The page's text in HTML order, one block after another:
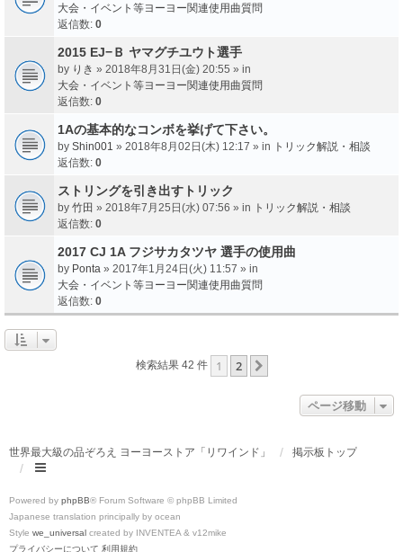
大会・イベント等ヨーヨー関連使用曲質問
返信数: 0
2015 EJ−Ｂ ヤマグチユウト選手
by りき » 2018年8月31日(金) 20:55 » in
大会・イベント等ヨーヨー関連使用曲質問
返信数: 0
1Aの基本的なコンボを挙げて下さい。
by Shin001 » 2018年8月02日(木) 12:17 » in トリック解説・相談
返信数: 0
ストリングを引き出すトリック
by 竹田 » 2018年7月25日(水) 07:56 » in トリック解説・相談
返信数: 0
2017 CJ 1A フジサカタツヤ 選手の使用曲
by Ponta » 2017年1月24日(火) 11:57 » in
大会・イベント等ヨーヨー関連使用曲質問
返信数: 0
検索結果 42 件 1 2
ページ移動
世界最大級の品ぞろえ ヨーヨーストア「リワインド」 掲示板トップ
Powered by phpBB® Forum Software © phpBB Limited
Japanese translation principally by ocean
Style we_universal created by INVENTEA & v12mike
プライバシーについて 利用規約